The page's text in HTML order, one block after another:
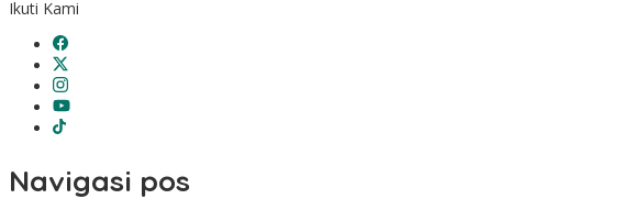
Ikuti Kami
Navigasi pos